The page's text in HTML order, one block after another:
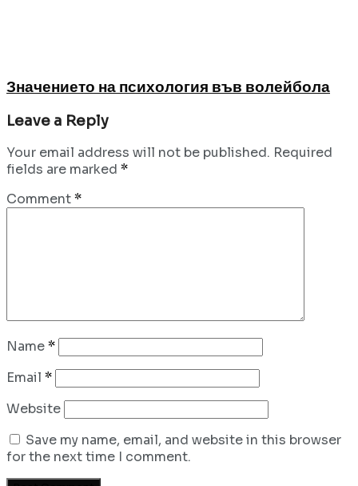
Значението на психология във волейбола
Leave a Reply
Your email address will not be published. Required
fields are marked *
Comment*
Name*
Email *
Website
Save my name, email, and website in this browser
for the next time I comment.